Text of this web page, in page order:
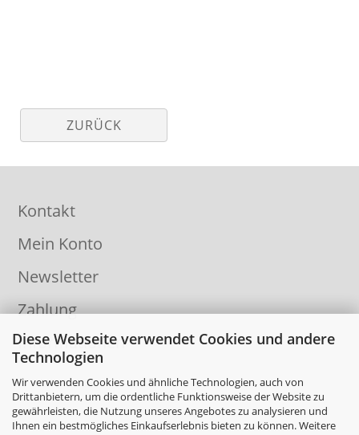
Diese Webseite verwendet Cookies und andere
Technologien
Wir verwenden Cookies und ähnliche Technologien, auch von
Drittanbietern, um die ordentliche Funktionsweise der Website zu
gewährleisten, die Nutzung unseres Angebotes zu analysieren und
Ihnen ein bestmögliches Einkaufserlebnis bieten zu können. Weitere
ZURÜCK
Kontakt
Mein Konto
Newsletter
Zahlung
Informationen